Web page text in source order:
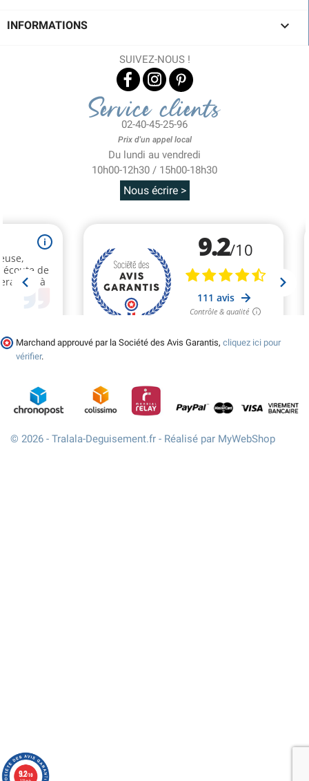
INFORMATIONS 
SUIVEZ-NOUS !
Service clients
02-40-45-25-96
Prix d'un appel local
Du lundi au vendredi
10h00-12h30 / 15h00-18h30
Nous écrire >
Marchand approuvé par la Société des Avis Garantis, cliquez ici pour
vérifier.
© 2026 - Tralala-Deguisement.fr - Réalisé par MyWebShop
9.2/10